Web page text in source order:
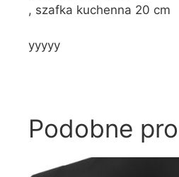
, szafka kuchenna 20 cm
yyyyy
Podobne